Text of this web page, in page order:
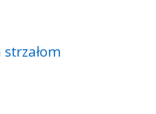
strzałom